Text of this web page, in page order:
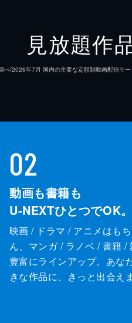
見放題作
べ/2026年7⽉ 国内の主要な定額制動画配信サ
02
動画も書籍も
U-NEXTひとつでOK。
映画 / ドラマ / アニメはも
ん、マンガ / ラノベ / 書籍 /
豊富にラインアップ。あな
きな作品に、きっと出会え